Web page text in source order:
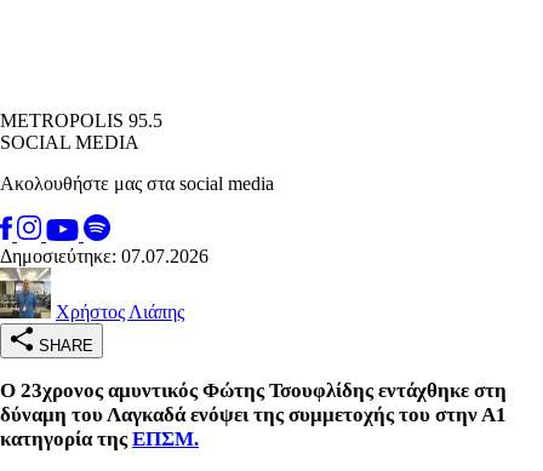
METROPOLIS 95.5
SOCIAL MEDIA
Ακολουθήστε μας στα social media
Δημοσιεύτηκε: 07.07.2026
Χρήστος Λιάπης
SHARE
Ο 23χρονος αμυντικός Φώτης Τσουφλίδης εντάχθηκε στη
δύναμη του Λαγκαδά ενόψει της συμμετοχής του στην Α1
κατηγορία τηςΕΠΣΜ.